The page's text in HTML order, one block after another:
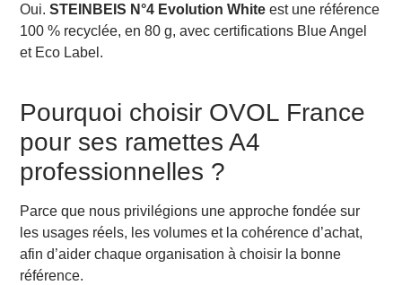
Oui.STEINBEIS N°4 Evolution White est une référence
100 % recyclée, en 80 g, avec certifications Blue Angel
et Eco Label.
Pourquoi choisir OVOL France
pour ses ramettes A4
professionnelles ?
Parce que nous privilégions une approche fondée sur
les usages réels, les volumes et la cohérence d’achat,
afin d’aider chaque organisation à choisir la bonne
référence.